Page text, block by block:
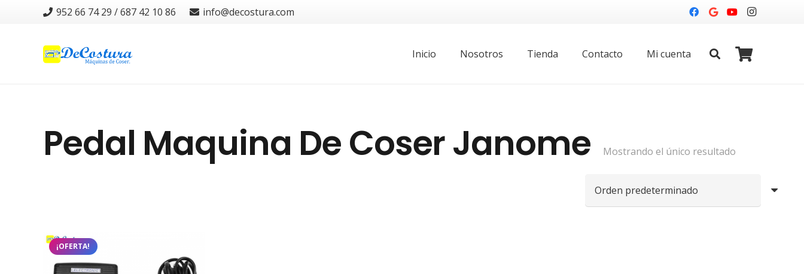
952 66 74 29 / 687 42 10 86 info@decostura.com
Inicio Nosotros Tienda Contacto Mi cuenta
Pedal Maquina De Coser Janome Mostrando el único resultado
¡OFERTA!